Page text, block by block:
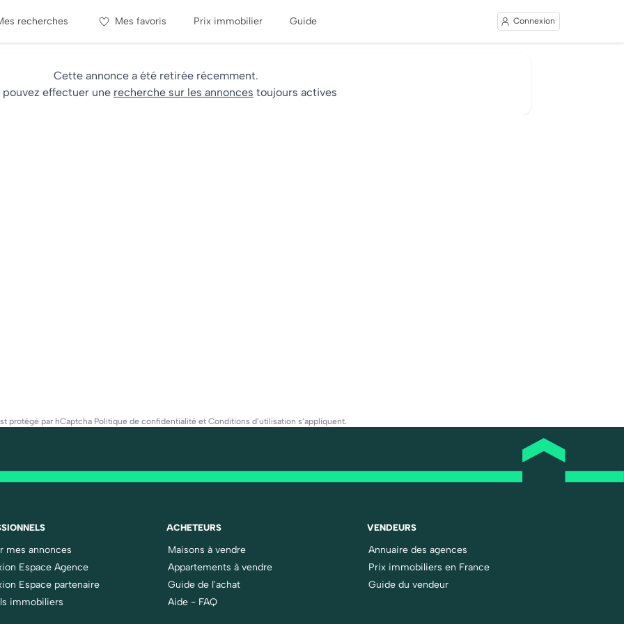
recherches Mes favoris Prix immobilier Guide Connexion
Cette annonce a été retirée récemment.
pouvez effectuer une recherche sur les annonces toujours actives
protégé par hCaptcha Politique de confidentialitéet Conditions d’utilisation s’appliquent.
mes annonces
Espace Agence
Espace partenaire
immobiliers
ACHETEURS
Maisons à vendre
Appartements à vendre
Guide de l'achat
Aide - FAQ
VENDEURS
Annuaire des agences
Prix immobiliers en France
Guide du vendeur